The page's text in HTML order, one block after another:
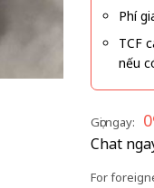
Phí
TCF
nếu
Gọi ngay:
Chat
For